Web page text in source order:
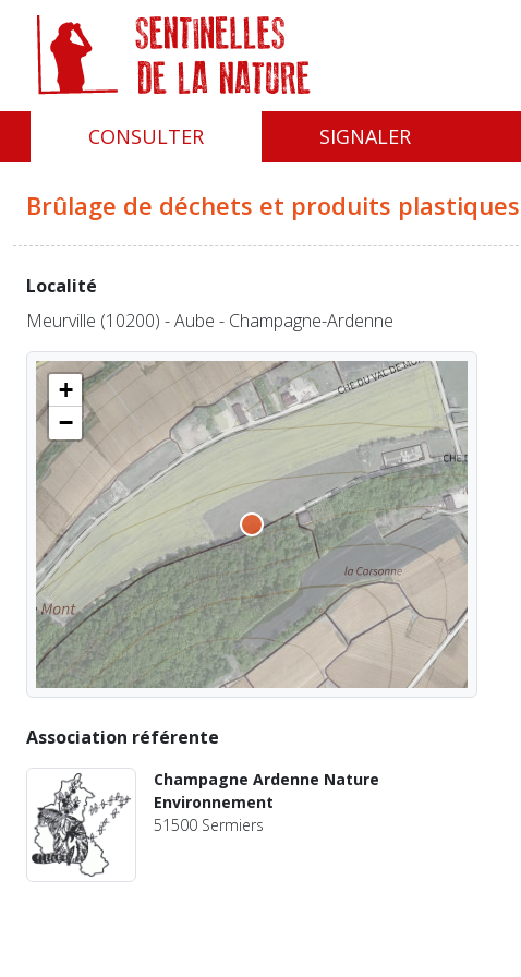
CONSULTER SIGNALER
Brûlage de déchets et produits plastiques
Localité
Meurville (10200) - Aube - Champagne-Ardenne
+
−
Association référente
Champagne Ardenne Nature
Environnement
51500 Sermiers
Panneau de gestion des cookies